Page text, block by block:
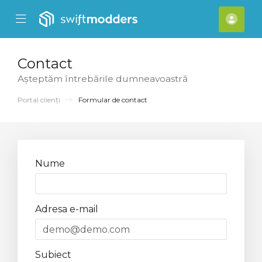
Mobile Menu
Mobile Menu
Contact
Așteptăm întrebările dumneavoastră
Portal clienți Formular de contact
Nume
Adresa e-mail
Subiect